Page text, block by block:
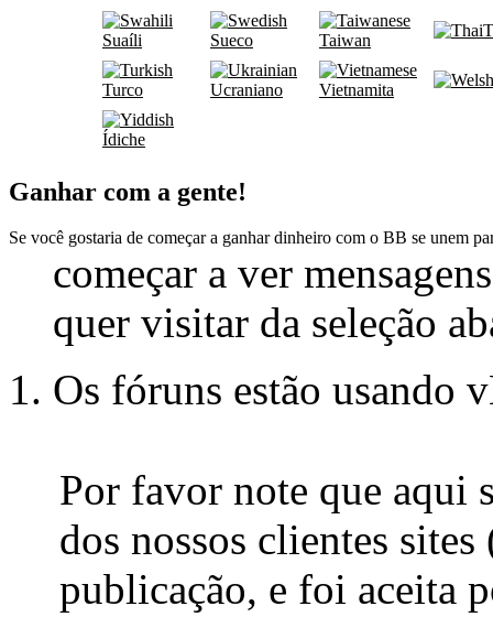
Suaíli Sueco Taiwan
Turco Ucraniano Vietnamita
Ídiche
Ganhar com a gente!
Se você gostaria de começar a ganhar dinheiro com o BB se unem
começar a ver
quer visitar da seleção
Os fóruns estão usando
Por favor note que aqui
dos nossos clientes
publicação, e foi aceita